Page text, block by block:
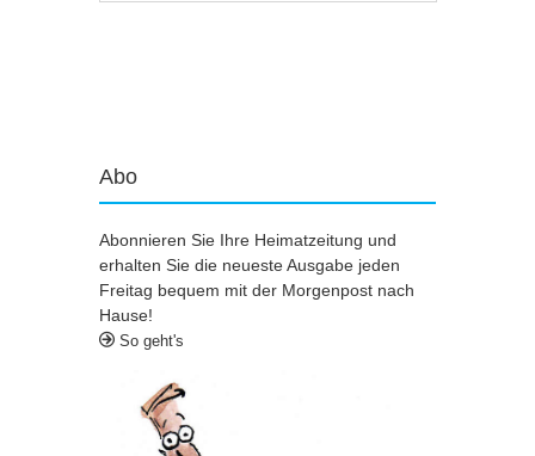
Abo
Abonnieren Sie Ihre Heimatzeitung und
erhalten Sie die neueste Ausgabe jeden
Freitag bequem mit der Morgenpost nach
Hause!
So geht's